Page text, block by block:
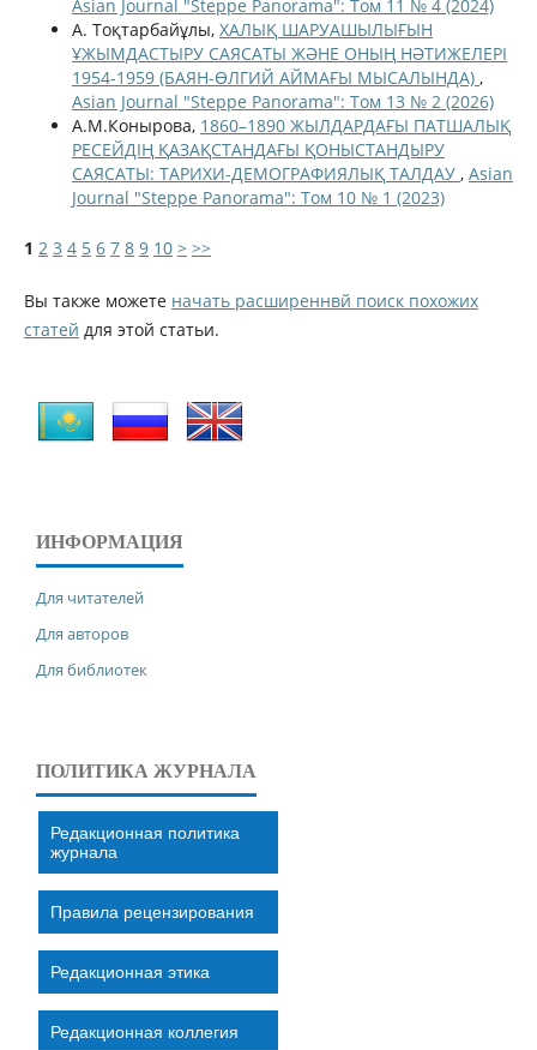
Asian Journal "Steppe Panorama": Том 11 № 4 (2024)
А. Тоқтарбайұлы, ХАЛЫҚ ШАРУАШЫЛЫҒЫН
ҰЖЫМДАСТЫРУ САЯСАТЫ ЖӘНЕ ОНЫҢ НӘТИЖЕЛЕРІ
1954-1959 (БАЯН-ӨЛГИЙ АЙМАҒЫ МЫСАЛЫНДА) ,
Asian Journal "Steppe Panorama": Том 13 № 2 (2026)
А.М.Конырова, 1860–1890 ЖЫЛДАРДАҒЫ ПАТШАЛЫҚ
РЕСЕЙДІҢ ҚАЗАҚСТАНДАҒЫ ҚОНЫСТАНДЫРУ
САЯСАТЫ: ТАРИХИ-ДЕМОГРАФИЯЛЫҚ ТАЛДАУ , Asian
Journal "Steppe Panorama": Том 10 № 1 (2023)
1 2 3 4 5 6 7 8 9 10 > >>
Вы также можете начать расширеннвй поиск похожих
статей для этой статьи.
ИНФОРМАЦИЯ
Для читателей
Для авторов
Для библиотек
ПОЛИТИКА ЖУРНАЛА
Редакционная политика
журнала
Правила рецензирования
Редакционная этика
Редакционная коллегия